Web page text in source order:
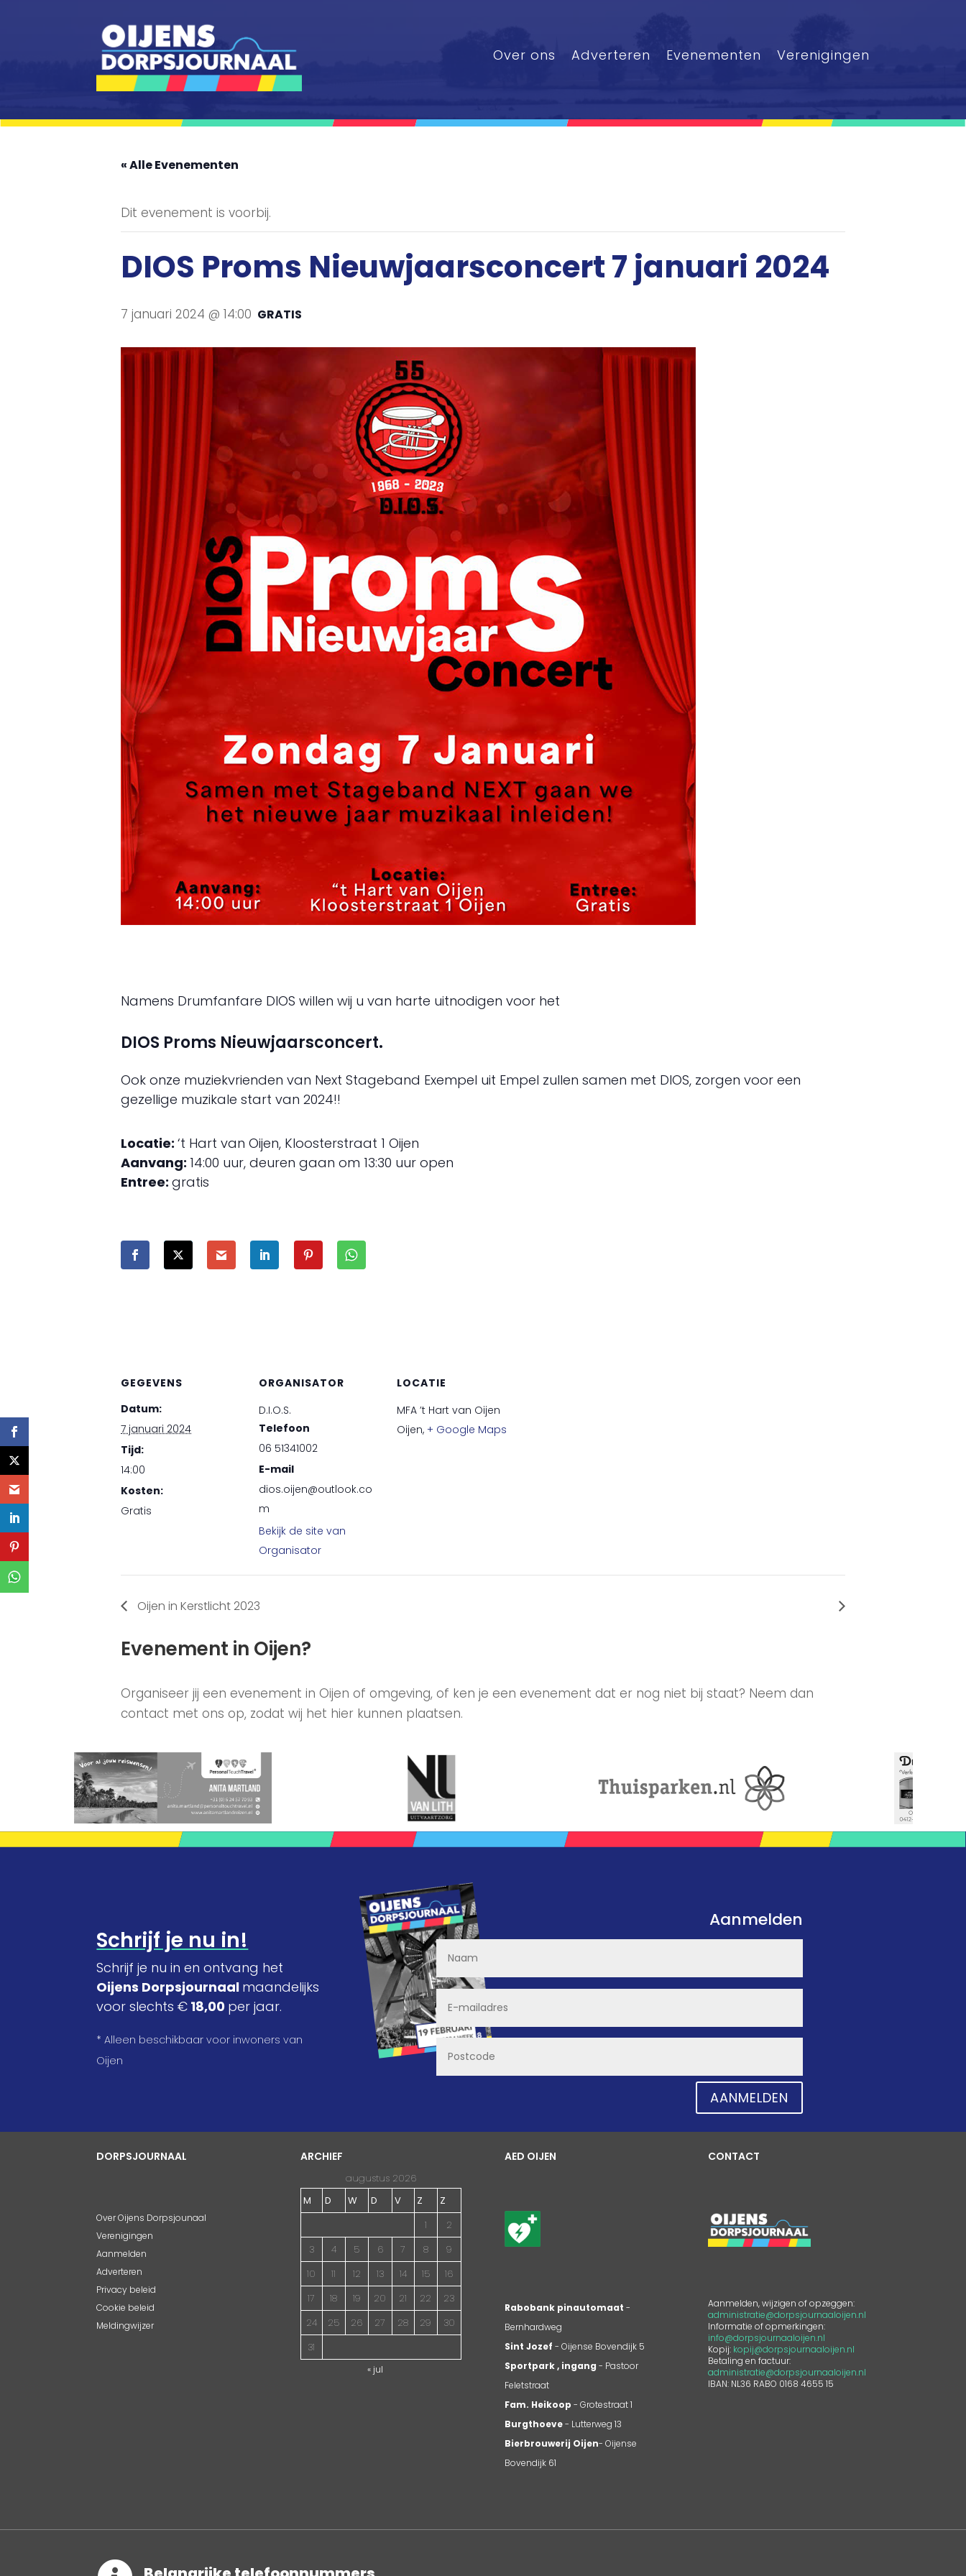
Over ons Adverteren Evenementen Verenigingen
« Alle Evenementen
Dit evenement is voorbij.
DIOS Proms Nieuwjaarsconcert 7 januari 2024
7 januari 2024 @ 14:00 GRATIS
Namens Drumfanfare DIOS willen wij u van harte uitnodigen voor het
DIOS Proms Nieuwjaarsconcert.
Ook onze muziekvrienden van Next Stageband Exempel uit Empel zullen samen met DIOS, zorgen voor een
gezellige muzikale start van 2024!!
Locatie: ‘t Hart van Oijen, Kloosterstraat 1 Oijen
Aanvang: 14:00 uur, deuren gaan om 13:30 uur open
Entree: gratis
GEGEVENS
Datum:
7 januari 2024
Tijd:
14:00
Kosten:
Gratis
ORGANISATOR
D.I.O.S.
Telefoon
06 51341002
E-mail
dios.oijen@outlook.co
m
Bekijk de site van
Organisator
LOCATIE
MFA ’t Hart van Oijen
Oijen, + Google Maps
Oijen in Kerstlicht 2023
Evenement in Oijen?
Organiseer jij een evenement in Oijen of omgeving, of ken je een evenement dat er nog niet bij staat? Neem dan
contact met ons op, zodat wij het hier kunnen plaatsen.
Schrijf je nu in!
Schrijf je nu in en ontvang het
Oijens Dorpsjournaal maandelijks
voor slechts € 18,00 per jaar.
* Alleen beschikbaar voor inwoners van
Oijen
Aanmelden
AANMELDEN
DORPSJOURNAAL
Over Oijens Dorpsjounaal
Verenigingen
Aanmelden
Adverteren
Privacy beleid
Cookie beleid
Meldingwijzer
ARCHIEF
augustus 2026
M
D W D V Z
Z
1
2
3
4 5 6 7 8
9
10
11 12 13 14 15
16
17
18 19 20 21 22
23
24
25 26 27 28 29
30
31
« jul
AED OIJEN
Rabobank pinautomaat -
Bernhardweg
Sint Jozef - Oijense Bovendijk 5
Sportpark , ingang - Pastoor
Feletstraat
Fam. Heikoop - Grotestraat 1
Burgthoeve- Lutterweg 13
Bierbrouwerij Oijen- Oijense
Bovendijk 61
CONTACT
Aanmelden, wijzigen of opzeggen:
administratie@dorpsjournaaloijen.nl
Informatie of opmerkingen:
info@dorpsjournaaloijen.nl
Kopij: kopij@dorpsjournaaloijen.nl
Betaling en factuur:
administratie@dorpsjournaaloijen.nl
IBAN: NL36 RABO 0168 4655 15